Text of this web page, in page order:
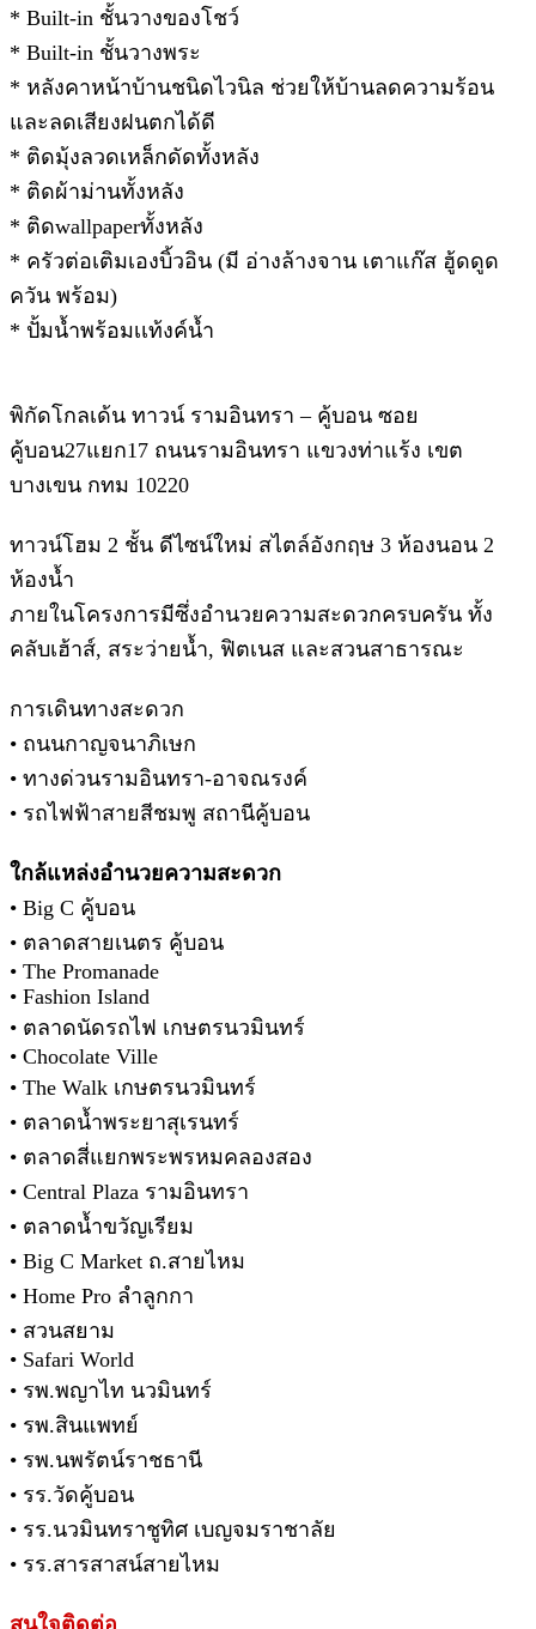
* Built-in ชั้นวางของโชว์
* Built-in ชั้นวางพระ
* หลังคาหน้าบ้านชนิดไวนิล ช่วยให้บ้านลดความร้อน
และลดเสียงฝนตกได้ดี
* ติดมุ้งลวดเหล็กดัดทั้งหลัง
* ติดผ้าม่านทั้งหลัง
* ติดwallpaperทั้งหลัง
* ครัวต่อเติมเองบิ้วอิน (มี อ่างล้างจาน เตาแก๊ส ฮู้ดดูด
ควัน พร้อม)
* ปั้มน้ำพร้อมเเท้งค์น้ำ
พิกัดโกลเด้น ทาวน์ รามอินทรา – คู้บอน ซอย
คู้บอน27แยก17 ถนนรามอินทรา แขวงท่าแร้ง เขต
บางเขน กทม 10220
ทาวน์โฮม 2 ชั้น ดีไซน์ใหม่ สไตล์อังกฤษ 3 ห้องนอน 2
ห้องน้ำ
ภายในโครงการมีซึ่งอำนวยความสะดวกครบครัน ทั้ง
คลับเฮ้าส์, สระว่ายน้ำ, ฟิตเนส และสวนสาธารณะ
การเดินทางสะดวก
• ถนนกาญจนาภิเษก
• ทางด่วนรามอินทรา-อาจณรงค์
• รถไฟฟ้าสายสีชมพู สถานีคู้บอน
ใกล้แหล่งอำนวยความสะดวก
• Big C คู้บอน
• ตลาดสายเนตร คู้บอน
• The Promanade
• Fashion Island
• ตลาดนัดรถไฟ เกษตรนวมินทร์
• Chocolate Ville
• The Walk เกษตรนวมินทร์
• ตลาดน้ำพระยาสุเรนทร์
• ตลาดสี่แยกพระพรหมคลองสอง
• Central Plaza รามอินทรา
• ตลาดน้ำขวัญเรียม
• Big C Market ถ.สายไหม
• Home Pro ลำลูกกา
• สวนสยาม
• Safari World
• รพ.พญาไท นวมินทร์
• รพ.สินแพทย์
• รพ.นพรัตน์ราชธานี
• รร.วัดคู้บอน
• รร.นวมินทราชูทิศ เบญจมราชาลัย
• รร.สารสาสน์สายไหม
สนใจติดต่อ